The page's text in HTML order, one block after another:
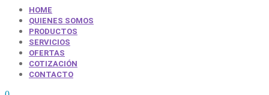
HOME
QUIENES SOMOS
PRODUCTOS
SERVICIOS
OFERTAS
COTIZACIÓN
CONTACTO